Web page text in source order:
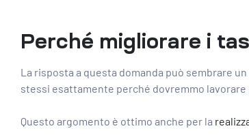
Perché migliorare i
La risposta a questa domanda può sembrare
stessi esattamente perché dovremmo
Questo argomento è ottimo anche per la